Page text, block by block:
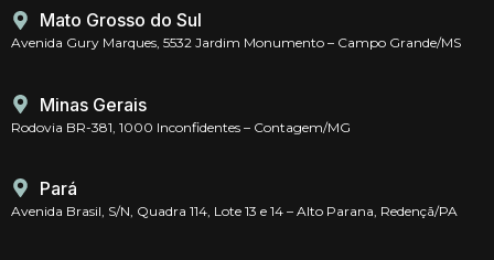
Mato Grosso do Sul
Avenida Gury Marques, 5532 Jardim Monumento – Campo Grande/MS
Minas Gerais
Rodovia BR-381, 1000 Inconfidentes – Contagem/MG
Pará
Avenida Brasil, S/N, Quadra 114, Lote 13 e 14 – Alto Parana, Redençã/PA